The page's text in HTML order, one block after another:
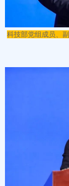
科技部党组成员、